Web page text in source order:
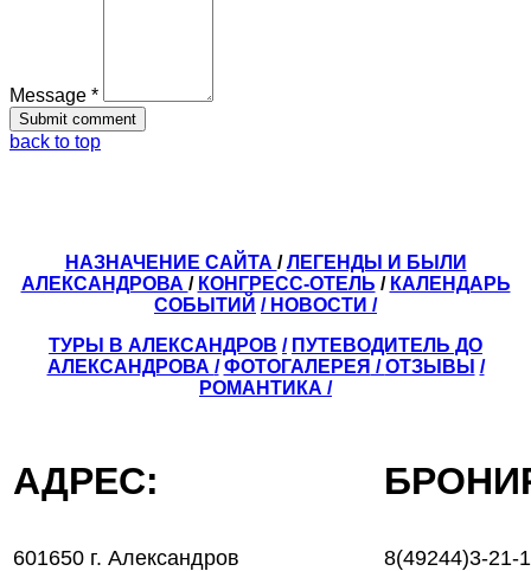
Message *
back to top
НАЗНАЧЕНИЕ САЙТА /ЛЕГЕНДЫ И БЫЛИ
АЛЕКСАНДРОВА / КОНГРЕСС-ОТЕЛЬ / КАЛЕНДАРЬ
СОБЫТИЙ / НОВОСТИ /
ТУРЫ В АЛЕКСАНДРОВ / ПУТЕВОДИТЕЛЬ ДО
АЛЕКСАНДРОВА / ФОТОГАЛЕРЕЯ /ОТЗЫВЫ /
РОМАНТИКА /
АДРЕС:
601650 г. Александров
8(49244)3-21-